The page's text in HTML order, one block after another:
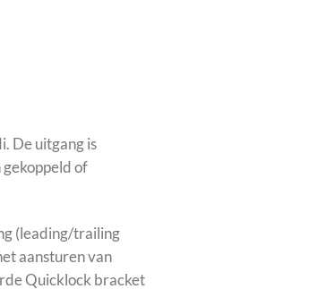
De uitgang is
gekoppeld of
(leading/trailing
aansturen van
Quicklock bracket